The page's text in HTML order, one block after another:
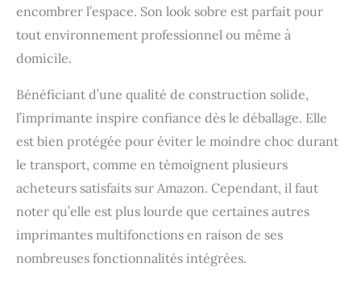
dpi, ADF de 50 feuilles
avec numérisation recto
verso en un seul passage
réseau Gigabit Ethernet
10/100/1000 BASE-TX ;
impression mobile via
Apple AirPrint,
certification Mopria et
application HP Smart HP
wolf pro secuirty :
solutions de sécurité
conçues pour les
petites équipes, avec
encombrer l’espace. Son look sobre est parfait pour
tout environnement professionnel ou même à
domicile.
Bénéficiant d’une qualité de construction solide,
l’imprimante inspire confiance dès le déballage. Elle
est bien protégée pour éviter le moindre choc durant
le transport, comme en témoignent plusieurs
acheteurs satisfaits sur Amazon. Cependant, il faut
noter qu’elle est plus lourde que certaines autres
imprimantes multifonctions en raison de ses
nombreuses fonctionnalités intégrées.